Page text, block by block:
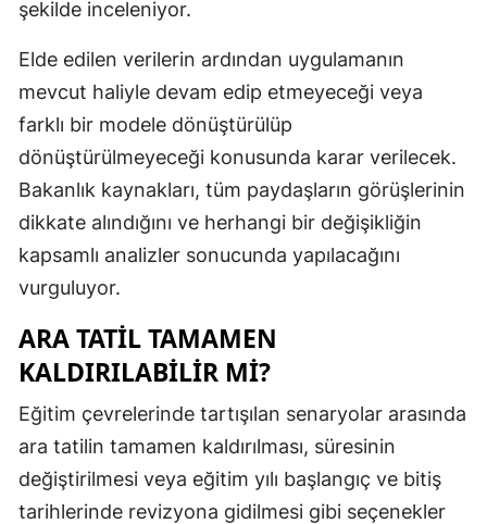
şekilde inceleniyor.
Elde edilen verilerin ardından uygulamanın
mevcut haliyle devam edip etmeyeceği veya
farklı bir modele dönüştürülüp
dönüştürülmeyeceği konusunda karar verilecek.
Bakanlık kaynakları, tüm paydaşların görüşlerinin
dikkate alındığını ve herhangi bir değişikliğin
kapsamlı analizler sonucunda yapılacağını
vurguluyor.
ARA TATIL TAMAMEN
KALDIRILABILIR MI?
Eğitim çevrelerinde tartışılan senaryolar arasında
ara tatilin tamamen kaldırılması, süresinin
değiştirilmesi veya eğitim yılı başlangıç ve bitiş
tarihlerinde revizyona gidilmesi gibi seçenekler